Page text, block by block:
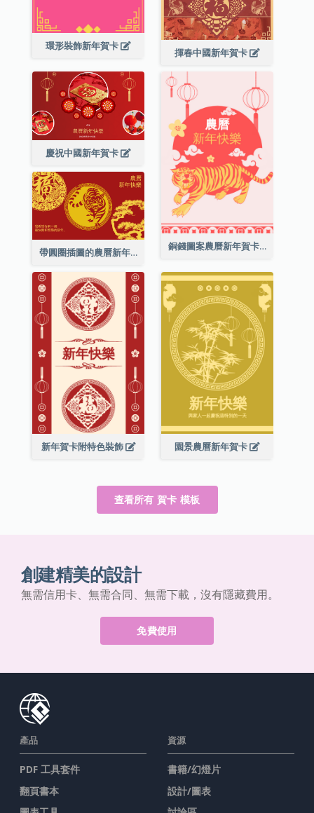
環形裝飾新年賀卡
揮春中國新年賀卡
慶祝中國新年賀卡
銅錢圖案農曆新年賀卡
帶圓圈插圖的農曆新年快樂賀卡
新年賀卡附特色裝飾 園景農曆新年賀卡
查看所有 賀卡 模板
創建精美的設計
無需信用卡、無需合同、無需下載，沒有隱藏費用。
免費使用
產品
PDF 工具套件
翻頁書本
資源
書籍/幻燈片
設計/圖表